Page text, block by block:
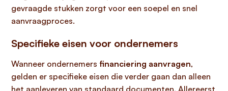
gevraagde stukken zorgt voor een soepel en snel
aanvraagproces.
Specifieke eisen voor ondernemers
Wanneer ondernemers financiering aanvragen,
gelden er specifieke eisen die verder gaan dan alleen
het aanleveren van standaard documenten. Allereerst